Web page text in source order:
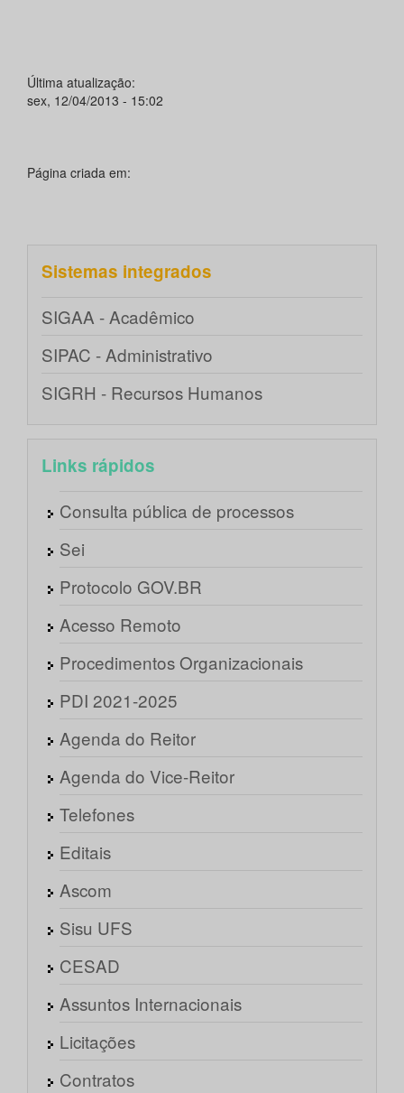
Última atualização:
sex, 12/04/2013 - 15:02
Página criada em:
Sistemas integrados
SIGAA - Acadêmico
SIPAC - Administrativo
SIGRH - Recursos Humanos
Links rápidos
Consulta pública de processos
Sei
Protocolo GOV.BR
Acesso Remoto
Procedimentos Organizacionais
PDI 2021-2025
Agenda do Reitor
Agenda do Vice-Reitor
Telefones
Editais
Ascom
Sisu UFS
CESAD
Assuntos Internacionais
Licitações
Contratos